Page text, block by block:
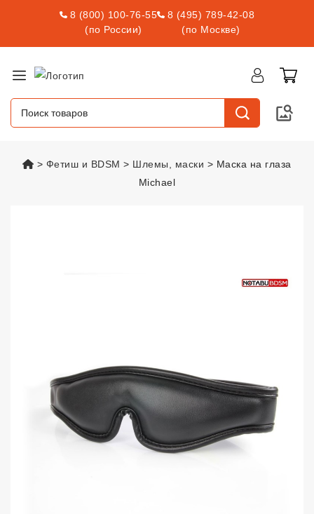
8 (800) 100-76-55
(по России)
8 (495) 789-42-08
(по Москве)
vsexshop.ru
Фетиш и BDSM Шлемы, маски
Маска на глаза
Michael